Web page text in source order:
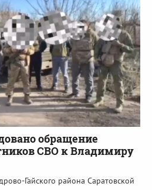
обращение
СВО к Владимиру
Гайского района Саратовской